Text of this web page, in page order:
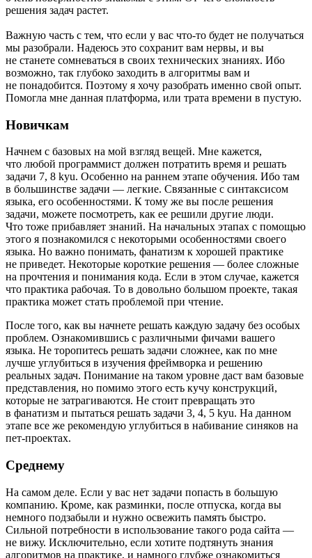
решения задач растет.
Важную часть с тем, что если у вас что‑то будет не получаться
мы разобрали. Надеюсь это сохранит вам нервы, и вы
не станете сомневаться в своих технических знаниях. Ибо
возможно, так глубоко заходить в алгоритмы вам и
не понадобится. Поэтому я хочу разобрать именно свой опыт.
Помогла мне данная платформа, или трата времени в пустую.
Новичкам
Начнем с базовых на мой взгляд вещей. Мне кажется,
что любой программист должен потратить время и решать
задачи 7, 8 kyu. Особенно на раннем этапе обучения. Ибо там
в большинстве задачи — легкие. Связанные с синтаксисом
языка, его особенностями. К тому же вы после решения
задачи, можете посмотреть, как ее решили другие люди.
Что тоже прибавляет знаний. На начальных этапах с помощью
этого я познакомился с некоторыми особенностями своего
языка. Но важно понимать, фанатизм к хорошей практике
не приведет. Некоторые короткие решения — более сложные
на прочтения и понимания кода. Если в этом случае, кажется
что практика рабочая. То в довольно большом проекте, такая
практика может стать проблемой при чтение.
После того, как вы начнете решать каждую задачу без особых
проблем. Ознакомившись с различными фичами вашего
языка. Не торопитесь решать задачи сложнее, как по мне
лучше углубиться в изучения фреймворка и решению
реальных задач. Понимание на таком уровне даст вам базовые
представления, но помимо этого есть кучу конструкций,
которые не затрагиваются. Не стоит превращать это
в фанатизм и пытаться решать задачи 3, 4, 5 kyu. На данном
этапе все же рекомендую углубиться в набивание синяков на
пет-проектах.
Среднему
На самом деле. Если у вас нет задачи попасть в большую
компанию. Кроме, как разминки, после отпуска, когда вы
немного подзабыли и нужно освежить память быстро.
Сильной потребности в использование такого рода сайта —
не вижу. Исключительно, если хотите подтянуть знания
алгоритмов на практике, и намного глубже ознакомиться